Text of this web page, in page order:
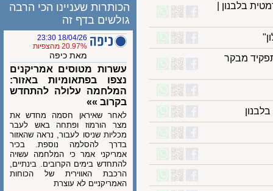
בלבנון |
מבקר
הכותרות שעניינו הכי הרבה
גולשים בדף זה
18/04/26 23:30
20.97% מהצפיות
מאת כיפה
עשרות מטוסים אמריקנים
נצפו בפתאומיות באזור:
המלחמה עלולה להתחדש
בקרוב »»
לאחר שאיראן חסמה מחדש את
מצר הורמוז ופתחה באש לעבר
מכליות שניסו לעבור, נראה שהאזור
בדרך להסלמה נוספת. בכיר
אמריקני אמר כי המלחמה עשויה
להתחדש בימים הקרובים. בינתיים,
הרכבת האווירית של הכוחות
האמריקניים לא עוצרת